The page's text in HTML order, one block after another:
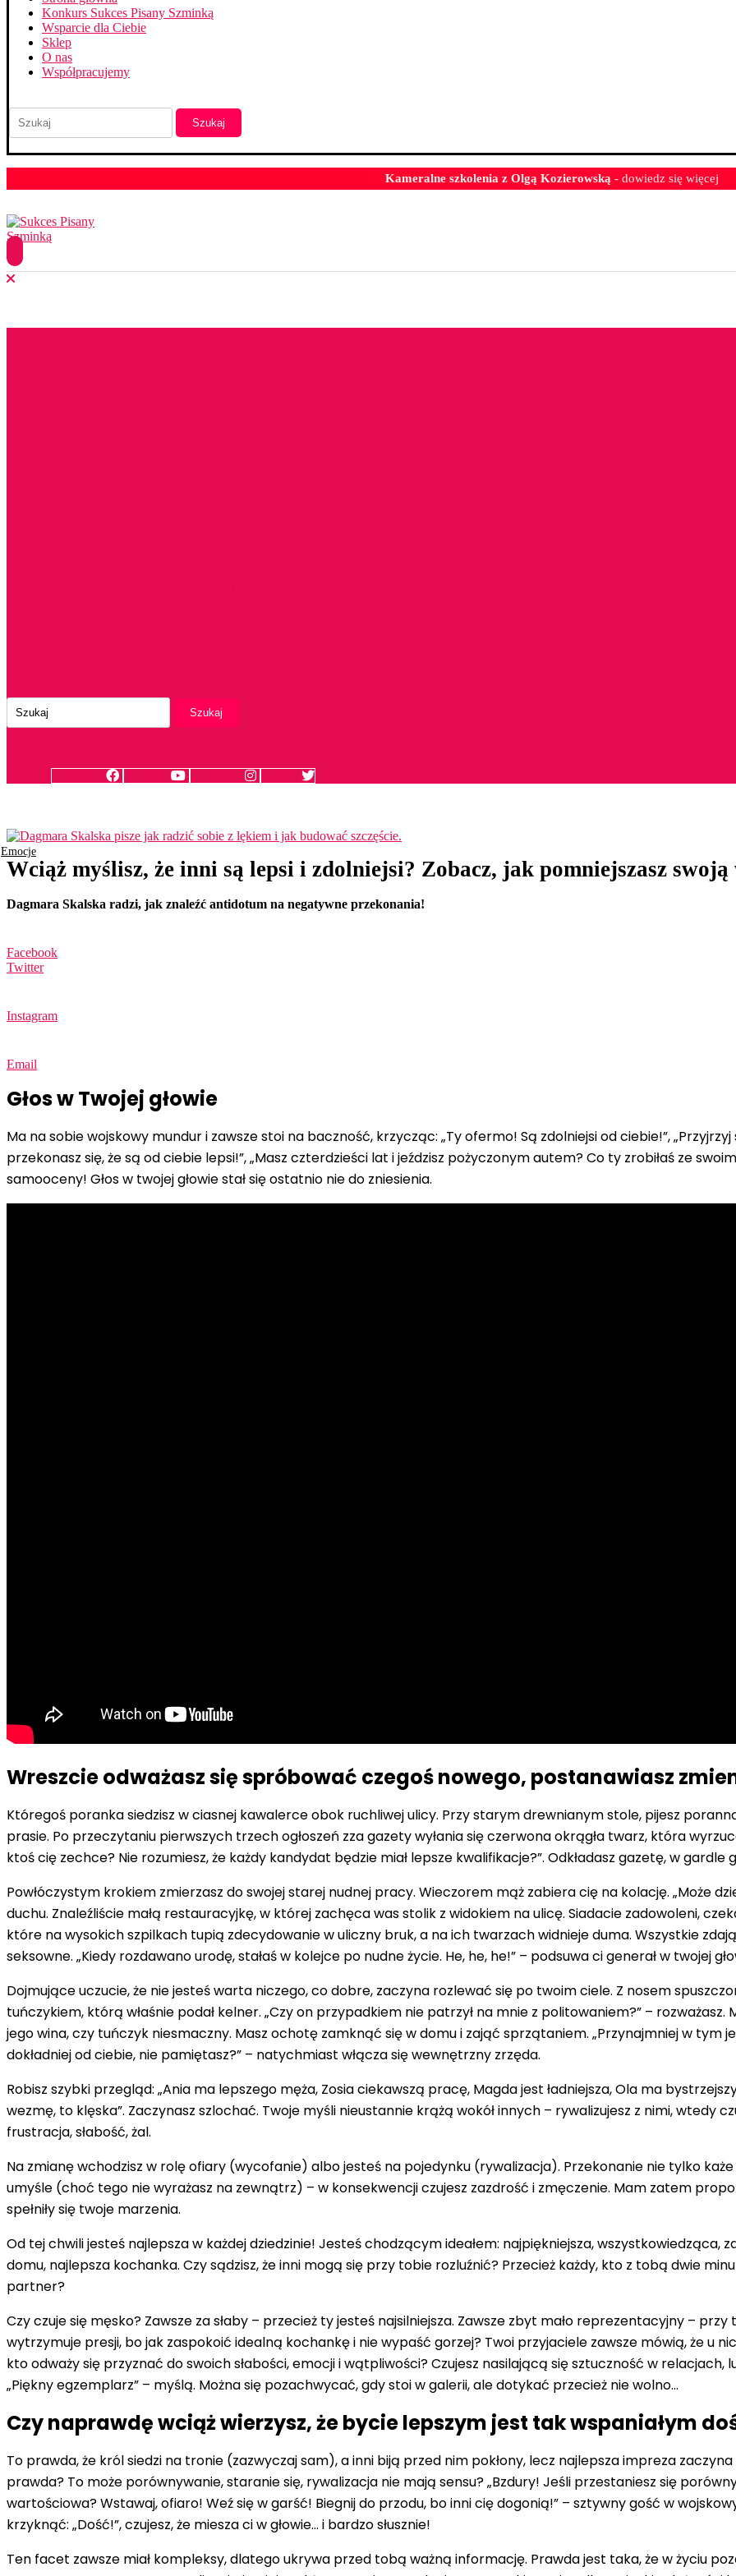
Konkurs Sukces Pisany Szminką
Wsparcie dla Ciebie
Sklep
O nas
Współpracujemy
Szukaj
Kameralne szkolenia z Olgą Kozierowską - dowiedz się więcej
Szukaj
Emocje
Wciąż myślisz, że inni są lepsi i zdolniejsi? Zobacz, jak pomniejszasz swoją
Dagmara Skalska radzi, jak znaleźć antidotum na negatywne przekonania!
Facebook
Twitter
Instagram
Email
Głos w Twojej głowie
Ma na sobie wojskowy mundur i zawsze stoi na baczność, krzycząc: „Ty ofermo! Są zdolniejsi od ciebie!”,
przekonasz się, że są od ciebie lepsi!”, „Masz czterdzieści lat i jeździsz pożyczonym autem? Co ty zrobiłaś ze
samooceny! Głos w twojej głowie stał się ostatnio nie do zniesienia.
Wreszcie odważasz się spróbować czegoś nowego, postanawiasz
Któregoś poranka siedzisz w ciasnej kawalerce obok ruchliwej ulicy. Przy starym drewnianym stole, pijesz
prasie. Po przeczytaniu pierwszych trzech ogłoszeń zza gazety wyłania się czerwona okrągła twarz, która
ktoś cię zechce? Nie rozumiesz, że każdy kandydat będzie miał lepsze kwalifikacje?”. Odkładasz gazetę, w gardle
Powłóczystym krokiem zmierzasz do swojej starej nudnej pracy. Wieczorem mąż zabiera cię na kolację. „Może
duchu. Znaleźliście małą restauracyjkę, w której zachęca was stolik z widokiem na ulicę. Siadacie zadowoleni,
które na wysokich szpilkach tupią zdecydowanie w uliczny bruk, a na ich twarzach widnieje duma. Wszystkie
seksowne. „Kiedy rozdawano urodę, stałaś w kolejce po nudne życie. He, he, he!” – podsuwa ci generał w twojej
Dojmujące uczucie, że nie jesteś warta niczego, co dobre, zaczyna rozlewać się po twoim ciele. Z nosem
tuńczykiem, którą właśnie podał kelner. „Czy on przypadkiem nie patrzył na mnie z politowaniem?” –
jego wina, czy tuńczyk niesmaczny. Masz ochotę zamknąć się w domu i zająć sprzątaniem. „Przynajmniej w tym
dokładniej od ciebie, nie pamiętasz?” – natychmiast włącza się wewnętrzny zrzęda.
Robisz szybki przegląd: „Ania ma lepszego męża, Zosia ciekawszą pracę, Magda jest ładniejsza, Ola ma
wezmę, to klęska”. Zaczynasz szlochać. Twoje myśli nieustannie krążą wokół innych – rywalizujesz z nimi, wtedy
frustracja, słabość, żal.
Na zmianę wchodzisz w rolę ofiary (wycofanie) albo jesteś na pojedynku (rywalizacja). Przekonanie nie tylko
umyśle (choć tego nie wyrażasz na zewnątrz) – w konsekwencji czujesz zazdrość i zmęczenie. Mam zatem
spełniły się twoje marzenia.
Od tej chwili jesteś najlepsza w każdej dziedzinie! Jesteś chodzącym ideałem: najpiękniejsza, wszystkowiedząca,
domu, najlepsza kochanka. Czy sądzisz, że inni mogą się przy tobie rozluźnić? Przecież każdy, kto z tobą dwie
partner?
Czy czuje się męsko? Zawsze za słaby – przecież ty jesteś najsilniejsza. Zawsze zbyt mało reprezentacyjny – przy
wytrzymuje presji, bo jak zaspokoić idealną kochankę i nie wypaść gorzej? Twoi przyjaciele zawsze mówią, że u
kto odważy się przyznać do swoich słabości, emocji i wątpliwości? Czujesz nasilającą się sztuczność w
„Piękny egzemplarz” – myślą. Można się pozachwycać, gdy stoi w galerii, ale dotykać przecież nie wolno…
Czy naprawdę wciąż wierzysz, że bycie lepszym jest tak wspaniałym
To prawda, że król siedzi na tronie (zazwyczaj sam), a inni biją przed nim pokłony, lecz najlepsza impreza
prawda? To może porównywanie, staranie się, rywalizacja nie mają sensu? „Bzdury! Jeśli przestaniesz się
wartościowa? Wstawaj, ofiaro! Weź się w garść! Biegnij do przodu, bo inni cię dogonią!” – sztywny gość w
krzyknąć: „Dość!”, czujesz, że miesza ci w głowie… i bardzo słusznie!
Ten facet zawsze miał kompleksy, dlatego ukrywa przed tobą ważną informację. Prawda jest taka, że w życiu